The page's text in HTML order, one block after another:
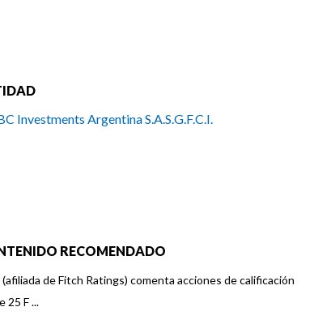
Investments Argentina S.A.S.G.F.C.I.
RECOMENDADO
(afiliada de Fitch Ratings) comenta acciones de calificación
25 F ...